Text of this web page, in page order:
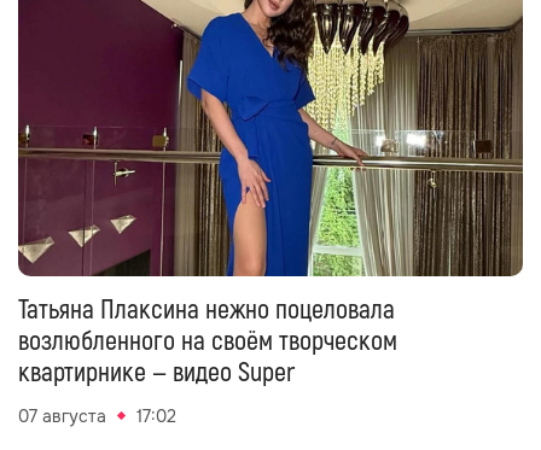
Татьяна Плаксина нежно поцеловала
возлюбленного на своём творческом
квартирнике — видео Super
07 августа 17:02